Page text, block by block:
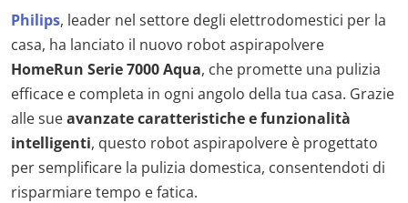
Philips, leader nel settore degli elettrodomestici per la
casa, ha lanciato il nuovo robot aspirapolvere
HomeRun Serie 7000 Aqua, che promette una pulizia
efficace e completa in ogni angolo della tua casa. Grazie
alle sueavanzate caratteristiche e funzionalità
intelligenti, questo robot aspirapolvere è progettato
per semplificare la pulizia domestica, consentendoti di
risparmiare tempo e fatica.